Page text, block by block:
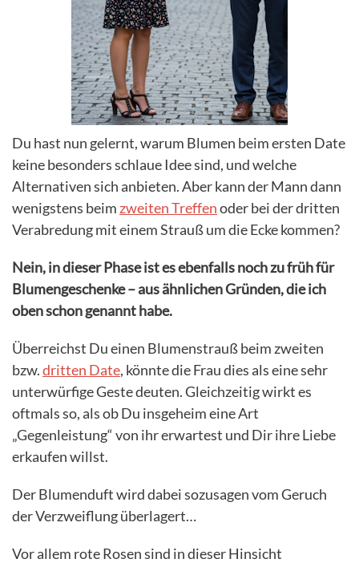
Du hast nun gelernt, warum Blumen beim ersten Date
keine besonders schlaue Idee sind, und welche
Alternativen sich anbieten. Aber kann der Mann dann
wenigstens beim zweiten Treffenoder bei der dritten
Verabredung mit einem Strauß um die Ecke kommen?
Nein, in dieser Phase ist es ebenfalls noch zu früh für
Blumengeschenke – aus ähnlichen Gründen, die ich
oben schon genannt habe.
Überreichst Du einen Blumenstrauß beim zweiten
bzw.dritten Date, könnte die Frau dies als eine sehr
unterwürfige Geste deuten. Gleichzeitig wirkt es
oftmals so, als ob Du insgeheim eine Art
„Gegenleistung“ von ihr erwartest und Dir ihre Liebe
erkaufen willst.
Der Blumenduft wird dabei sozusagen vom Geruch
der Verzweiflung überlagert…
Vor allem rote Rosen sind in dieser Hinsicht